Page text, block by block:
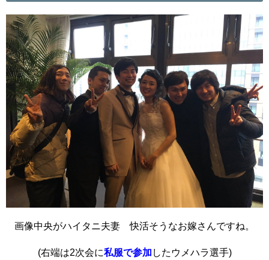
画像中央がハイタニ夫妻 快活そうなお嫁さんですね。
(右端は2次会に私服で参加 したウメハラ選手)